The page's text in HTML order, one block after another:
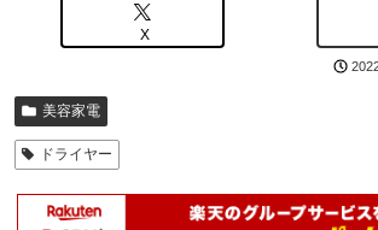
X
美容家電
ドライヤー